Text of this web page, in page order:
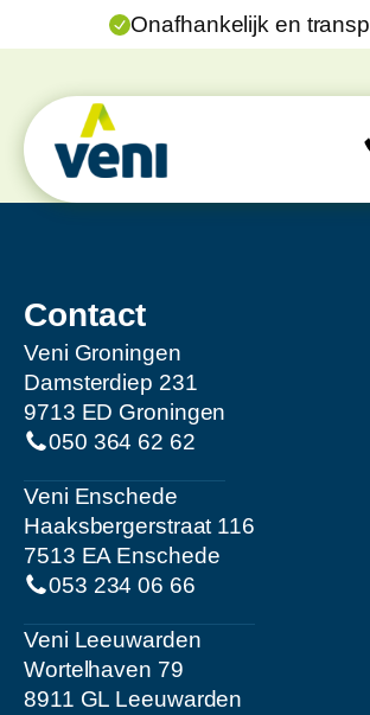
Onafhankelijk en
Contact
Veni Groningen
Damsterdiep 231
9713 ED Groningen
050 364 62 62
Veni Enschede
Haaksbergerstraat 116
7513 EA Enschede
053 234 06 66
Veni Leeuwarden
Wortelhaven 79
8911 GL Leeuwarden